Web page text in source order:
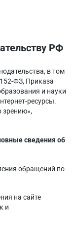
РФ
в том
ФЗ, Приказа
и науки
ресурсы.
зрению»,
сведения об
обращений по
на сайте
и